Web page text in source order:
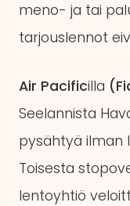
meno- ja tai
tarjouslennot
Air Pacificilla
Seelannista
pysähtyä ilman
Toisesta
lentoyhtiö